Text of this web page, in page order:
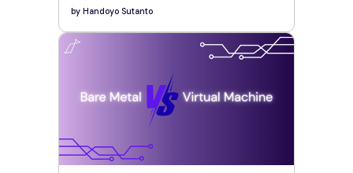
by Handoyo Sutanto